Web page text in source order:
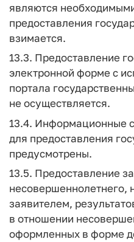
являются
предоставления
взимается.
13.3. Предоставление
электронной форме с
портала
не осуществляется.
13.4. Информационные
для предоставления
предусмотрены.
13.5. Предоставление
несовершеннолетнего,
заявителем,
в отношении
оформленных в форме